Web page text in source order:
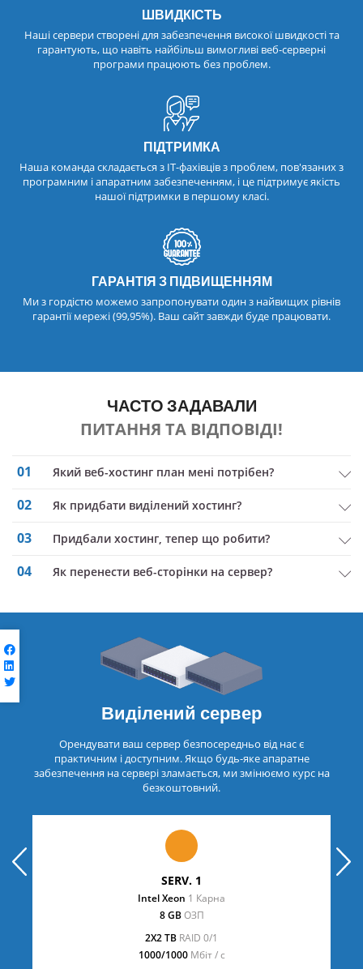
ШВИДКІСТЬ
Наші сервери створені для забезпечення високої швидкості та
гарантують, що навіть найбільш вимогливі веб-серверні
програми працюють без проблем.
ПІДТРИМКА
Наша команда складається з ІТ-фахівців з проблем, пов'язаних з
програмним і апаратним забезпеченням, і це підтримує якість
нашої підтримки в першому класі.
ГАРАНТІЯ З ПІДВИЩЕННЯМ
Ми з гордістю можемо запропонувати один з найвищих рівнів
гарантії мережі (99,95%). Ваш сайт завжди буде працювати.
ЧАСТО ЗАДАВАЛИ
ПИТАННЯ ТА ВІДПОВІДІ!
01 Який веб-хостинг план мені потрібен?
02 Як придбати виділений хостинг?
03 придбали хостинг, тепер що робити?
04 Як перенести веб-сторінки на сервер?
Виділений сервер
Орендувати ваш сервер безпосередньо від нас є
практичним і доступним. Якщо будь-яке апаратне
забезпечення на сервері зламається, ми змінюємо курс на
безкоштовний.
SERV. 1
Intel Xeon 1 Карна
8 GBОЗП
2X2 TB RAID 0/1
1000/1000 Мбіт / с
prev next